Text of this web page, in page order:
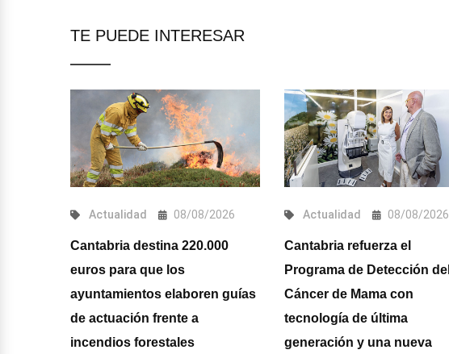
TE PUEDE INTERESAR
Actualidad 08/08/2026
Cantabria destina 220.000
euros para que los
ayuntamientos elaboren guías
de actuación frente a
incendios forestales
Actualidad 08/08/2026
Cantabria refuerza el
Programa de Detección del
Cáncer de Mama con
tecnología de última
generación y una nueva